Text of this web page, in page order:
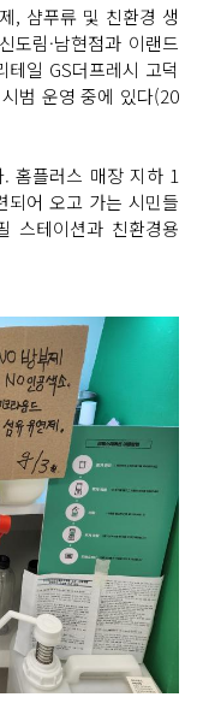
, 샴푸류 및 친환경 생
도림·남현점과 이랜드
테일 GS더프레시 고덕
범 운영 중에 있다(20
홈플러스 매장 지하 1
되어 오고 가는 시민들
스테이션과 친환경용